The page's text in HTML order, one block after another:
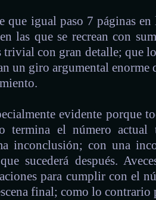
que igual paso 7 páginas
las que se recrean con
trivial con gran detalle; que
un giro argumental enorme
evidente porque
termina el número
inconclusión; con una
sucederá después.
para cumplir con el
final; como lo contrario